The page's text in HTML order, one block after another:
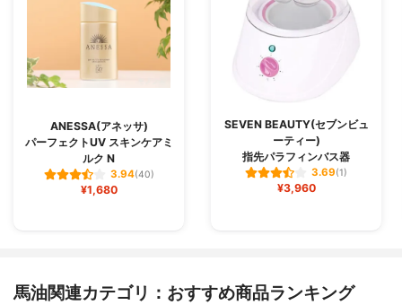
ANESSA(アネッサ)
パーフェクトUV スキンケアミ
ルク N
3.94(40)
¥1,680
SEVEN BEAUTY(セブンビュ
ーティー)
指先パラフィンバス器
3.69(1)
¥3,960
馬油関連カテゴリ：おすすめ商品ランキング